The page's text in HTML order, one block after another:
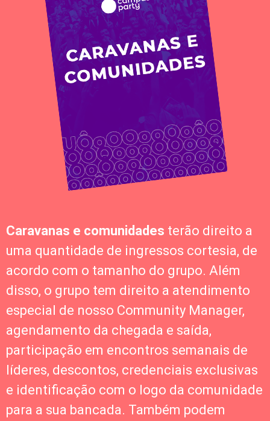
Caravanas e comunidades terão direito a
uma quantidade de ingressos cortesia, de
acordo com o tamanho do grupo. Além
disso, o grupo tem direito a atendimento
especial de nosso Community Manager,
agendamento da chegada e saída,
participação em encontros semanais de
líderes, descontos, credenciais exclusivas
e identificação com o logo da comunidade
para a sua bancada. Também podem